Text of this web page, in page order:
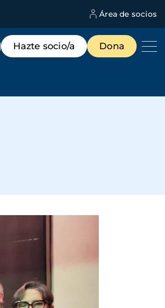
Área de socios
Menú
de
destacados
Hazte socio/a Dona